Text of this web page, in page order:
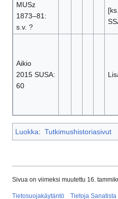
MUSz
1873–81:
s.v. ?
[ks.
Aikio
2015 SUSA:
60
Luokka: Tutkimushistoriasivut
Sivua on viimeksi muutettu 16.
Tietosuojakäytäntö Tietoja Sanatista